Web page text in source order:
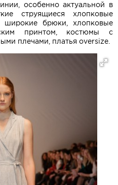
особенно актуальной в
струящиеся хлопковые
широкие брюки, хлопковые
принтом, костюмы с
плечами, платья oversize.